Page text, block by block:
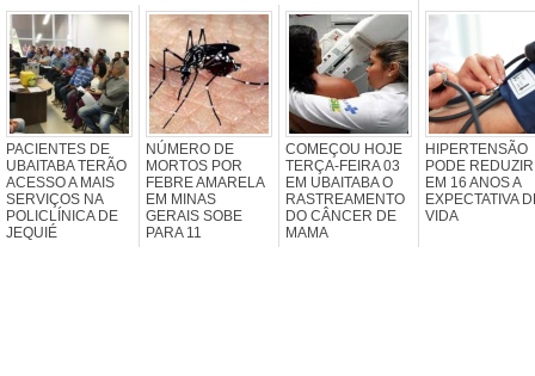
PACIENTES DE
UBAITABA TERÃO
ACESSO A MAIS
SERVIÇOS NA
POLICLÍNICA DE
JEQUIÉ
NÚMERO DE
MORTOS POR
FEBRE AMARELA
EM MINAS
GERAIS SOBE
PARA 11
COMEÇOU HOJE
TERÇA-FEIRA 03
EM UBAITABA O
RASTREAMENTO
DO CÂNCER DE
MAMA
HIPERTENSÃO
PODE REDUZIR
EM 16 ANOS A
EXPECTATIVA
VIDA